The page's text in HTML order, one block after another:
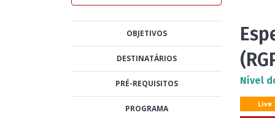
OBJETIVOS
DESTINATÁRIOS
PRÉ-REQUISITOS
PROGRAMA
Nível